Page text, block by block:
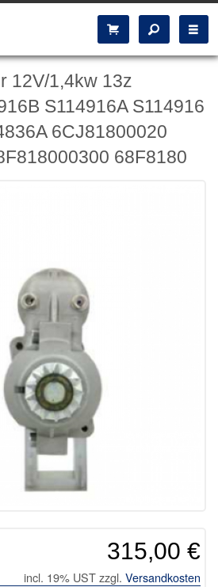
12V/1,4kw 13z
S114916A S114916
6CJ81800020
68F8180
315,00 €
incl. 19% UST zzgl. Versandkosten